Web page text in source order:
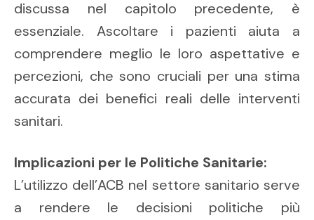
discussa nel capitolo precedente, è
essenziale. Ascoltare i pazienti aiuta a
comprendere meglio le loro aspettative e
percezioni, che sono cruciali per una stima
accurata dei benefici reali delle interventi
sanitari.
Implicazioni per le Politiche Sanitarie:
L’utilizzo dell’ACB nel settore sanitario serve
a rendere le decisioni politiche più